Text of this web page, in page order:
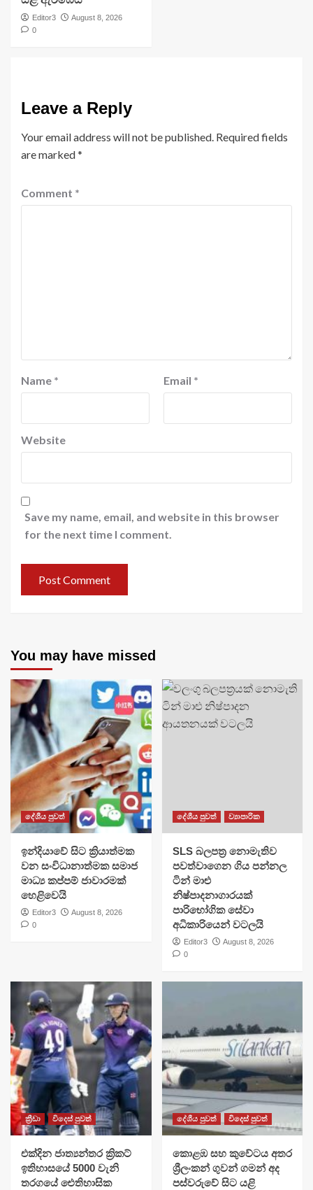
Editor3
August 8, 2026
0
Leave a Reply
Your email address will not be published. Required fields
are marked*
Comment *
Name * Email *
Website
Save my name, email, and website in this browser
for the next time I comment.
You may have missed
දේශීය පුවත්
​ඉන්දියාවේ සිට ක්‍රියාත්මක
වන සංවිධානාත්මක සමාජ
මාධ්‍ය කප්පම් ජාවාරමක්
හෙළිවෙයි
Editor3
August 8, 2026
0
දේශීය පුවත් ව්‍යාපාරික
SLS බලපත්‍ර නොමැතිව
පවත්වාගෙන ගිය පන්නල
ටින් මාළු
නිෂ්පාදනාගාරයක්
පාරිභෝගික සේවා
අධිකාරියෙන් වටලයි
Editor3
August 8, 2026
0
ක්‍රීඩා විදෙස් පුවත්
එක්දින ජාත්‍යන්තර ක්‍රිකට්
ඉතිහාසයේ 5000 වැනි
තරගයේ ඓතිහාසික
දේශීය පුවත් විදෙස් පුවත්
​කොළඹ සහ කුවේටය අතර
ශ්‍රීලංකන් ගුවන් ගමන් අද
පස්වරුවේ සිට යළි